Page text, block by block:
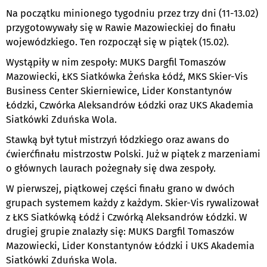
Na początku minionego tygodniu przez trzy dni (11-13.02)
przygotowywały się w Rawie Mazowieckiej do finału
wojewódzkiego. Ten rozpoczął się w piątek (15.02).
Wystąpiły w nim zespoły: MUKS Dargfil Tomaszów
Mazowiecki, ŁKS Siatkówka Żeńska Łódź, MKS Skier-Vis
Business Center Skierniewice, Lider Konstantynów
Łódzki, Czwórka Aleksandrów Łódzki oraz UKS Akademia
Siatkówki Zduńska Wola.
Stawką był tytuł mistrzyń łódzkiego oraz awans do
ćwierćfinału mistrzostw Polski. Już w piątek z marzeniami
o głównych laurach pożegnały się dwa zespoły.
W pierwszej, piątkowej części finału grano w dwóch
grupach systemem każdy z każdym. Skier-Vis rywalizował
z ŁKS Siatkówką Łódź i Czwórką Aleksandrów Łódzki. W
drugiej grupie znalazły się: MUKS Dargfil Tomaszów
Mazowiecki, Lider Konstantynów Łódzki i UKS Akademia
Siatkówki Zduńska Wola.